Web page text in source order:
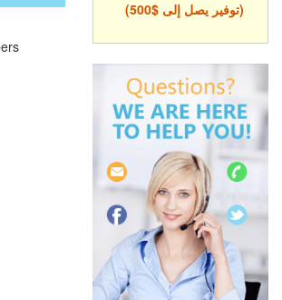
(توفير يصل إلى $500)